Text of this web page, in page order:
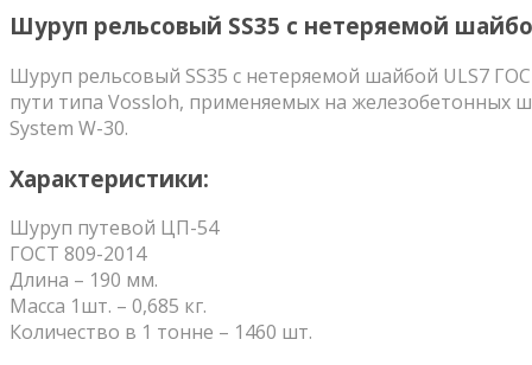
Шуруп рельсовый SS35 с нетеряемой
Шуруп рельсовый SS35 с нетеряемой шайбой ULS7
пути типа Vossloh, применяемых на железобетонных
System W-30.
Характеристики:
Шуруп путевой ЦП-54
ГОСТ 809-2014
Длина – 190 мм.
Масса 1шт. – 0,685 кг.
Количество в 1 тонне – 1460 шт.